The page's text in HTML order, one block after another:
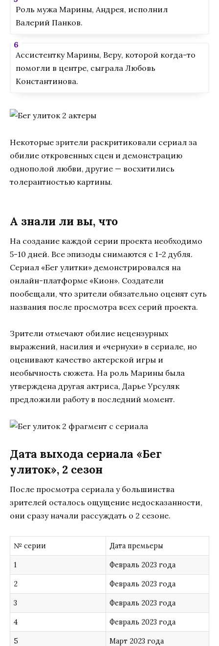
Роль мужа Марины, Андрея, исполнил
Валерий Панков.
Ассистентку Марины, Веру, которой когда-то
помогли в центре, сыграла Любовь
Константинова.
Некоторые зрители раскритиковали сериал за
обилие откровенных сцен и демонстрацию
однополой любви, другие — восхитились
толерантностью картины.
А знали ли вы, что
На создание каждой серии проекта необходимо
5-10 дней. Все эпизоды снимаются с 1-2 дубля.
Сериал «Бег улитки» демонстрировался на
онлайн-платформе «Кион». Создатели
пообещали, что зрители обязательно оценят суть
названия после просмотра всех серий проекта.
Зрители отмечают обилие нецензурных
выражений, насилия и «чернухи» в сериале, но
оценивают качество актерской игры и
необычность сюжета. На роль Марины была
утверждена другая актриса, Дарье Урсуляк
предложили работу в последний момент.
Дата выхода сериала «Бег
улиток», 2 сезон
После просмотра сериала у большинства
зрителей осталось ощущение недосказанности,
они сразу начали рассуждать о 2 сезоне.
№ серии Дата премьеры
1 Февраль 2023 года
2 Февраль 2023 года
3 Февраль 2023 года
4 Февраль 2023 года
5 Март 2023 года